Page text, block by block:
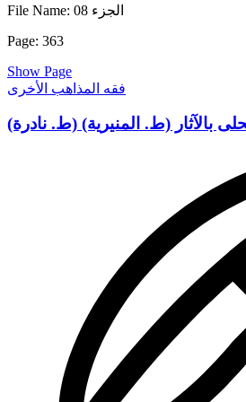
الى ضده أبدا ولا يصح مع هذا حقيقة ولا
إذ يقولون : ان الجبت والطاغوت انما هما
بقرة أنماهى فلانة بعينها . والثالث أن
التأويل لكان مارواه الليث عن نافع عن
اذا تبايع الرجلان فكل واحد منهما بالخيار
أو يخير أحدهما الآخر فان خير أحدهما
فقد وجب البيع وان تفرقا بعد أن تبايعا ولم
وجب البيع ، مكذبا لهذا التأويل الكاذب
أن التفرق الذى به يصح البيع لا يكون البتة
كما قال رسول الله و لا كما ظن أهل
ومع آخر كلامهما . قال أبو محمد : وهذا
الصحابة لا يعرف هم منهم مخالف ، وهم
فيه جمهور العلماء الارواية عن ابراهيم
زادوا فى الكذب فأتوابرواية رويناها
البيع صفقة أو خيار ، وروى أيضا من
الحجاج بن أرطاة أن عمر قال : انما
عند شرطه . ومن طريق الحجاج بن
بن الزبير عن شيخ من بني كنانة أن عمر
خيار ولكل مسلم شرطه . قال أبو محمد :
على البراءة من الحياء الاحتجاج بهذه
وكلها عليهم لوجوه أولها أنه ليس شي.
أو من طريق الحجاج بن أرطاة وهو هالك :
File Name: الجزء 08
Page: 363
Show Page
فقه المذاهب الأخرى
بالآثار (ط. المنيرية) (ط. نادرة)